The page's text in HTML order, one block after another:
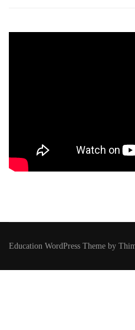
Education WordPress Theme by